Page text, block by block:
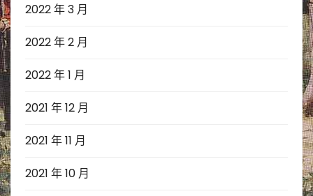
2022 年 3 月
2022 年 2 月
2022 年 1 月
2021 年 12 月
2021 年 11 月
2021 年 10 月